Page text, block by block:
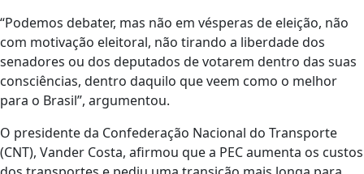
“Podemos debater, mas não em vésperas de eleição, não
com motivação eleitoral, não tirando a liberdade dos
senadores ou dos deputados de votarem dentro das suas
consciências, dentro daquilo que veem como o melhor
para o Brasil”, argumentou.
O presidente da Confederação Nacional do Transporte
(CNT), Vander Costa, afirmou que a PEC aumenta os custos